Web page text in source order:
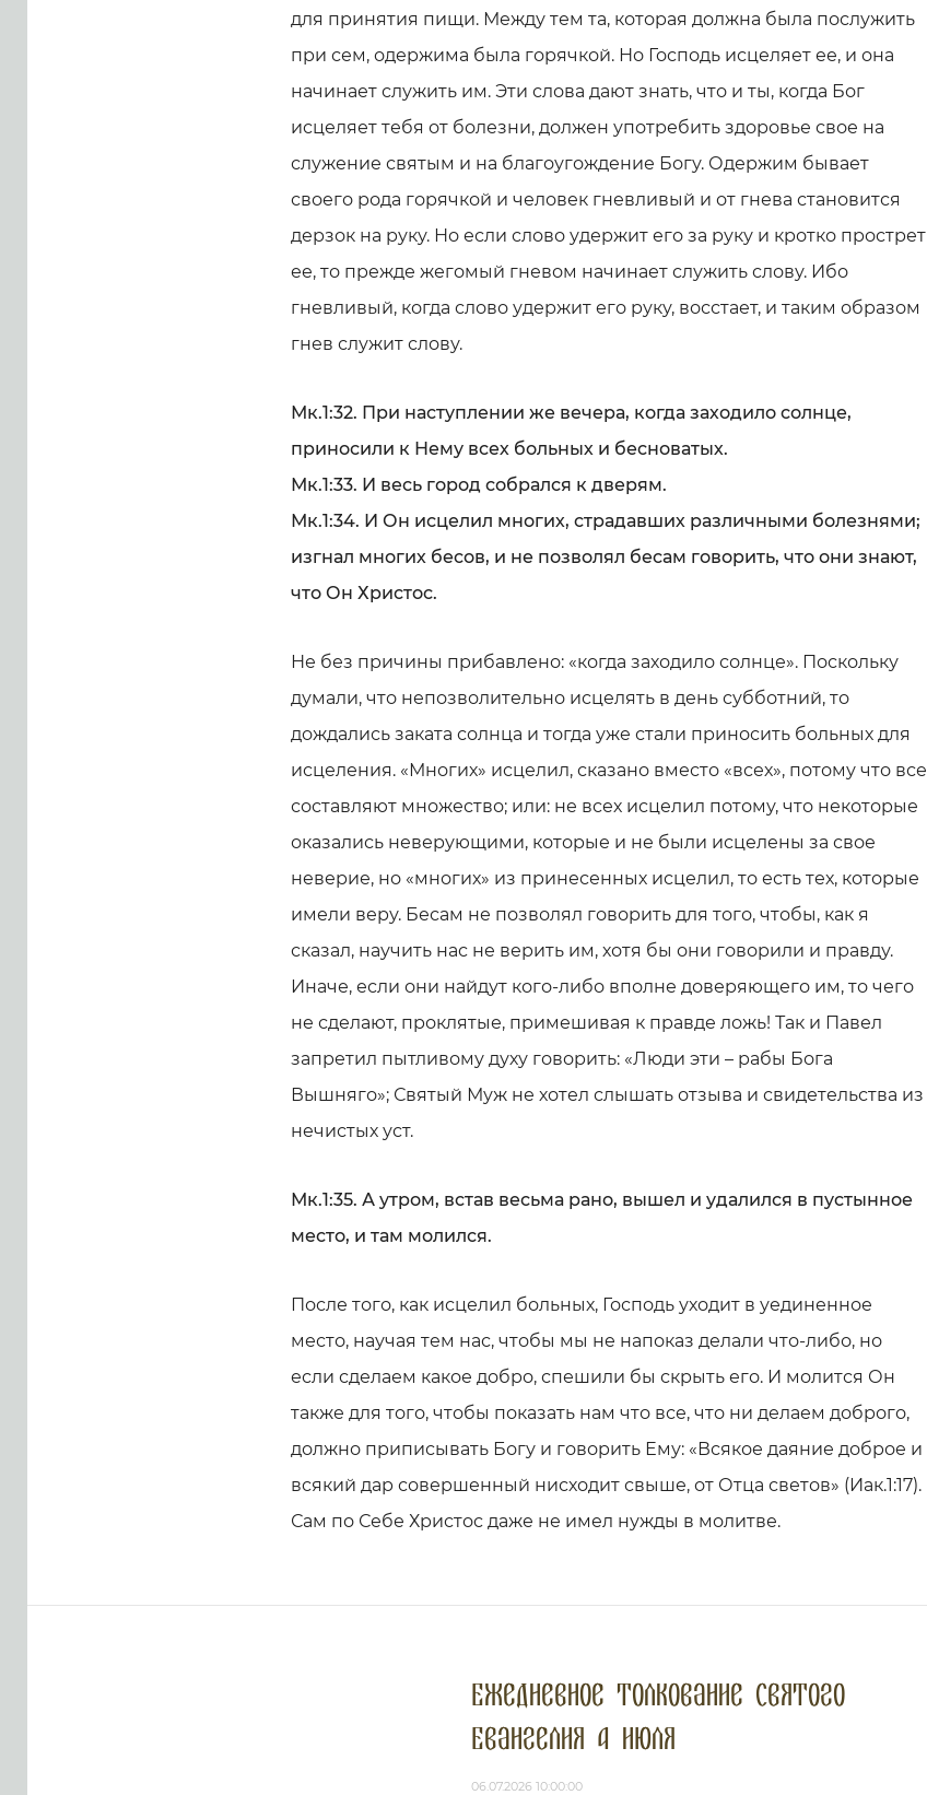
для принятия пищи. Между тем та, которая должна была послужить
при сем, одержима была горячкой. Но Господь исцеляет ее, и она
начинает служить им. Эти слова дают знать, что и ты, когда Бог
исцеляет тебя от болезни, должен употребить здоровье свое на
служение святым и на благоугождение Богу. Одержим бывает
своего рода горячкой и человек гневливый и от гнева становится
дерзок на руку. Но если слово удержит его за руку и кротко прострет
ее, то прежде жегомый гневом начинает служить слову. Ибо
гневливый, когда слово удержит его руку, восстает, и таким образом
гнев служит слову.
Мк.1:32. При наступлении же вечера, когда заходило солнце,
приносили к Нему всех больных и бесноватых.
Мк.1:33. И весь город собрался к дверям.
Мк.1:34. И Он исцелил многих, страдавших различными болезнями;
изгнал многих бесов, и не позволял бесам говорить, что они знают,
что Он Христос.
Не без причины прибавлено: «когда заходило солнце». Поскольку
думали, что непозволительно исцелять в день субботний, то
дождались заката солнца и тогда уже стали приносить больных для
исцеления. «Многих» исцелил, сказано вместо «всех», потому что все
составляют множество; или: не всех исцелил потому, что некоторые
оказались неверующими, которые и не были исцелены за свое
неверие, но «многих» из принесенных исцелил, то есть тех, которые
имели веру. Бесам не позволял говорить для того, чтобы, как я
сказал, научить нас не верить им, хотя бы они говорили и правду.
Иначе, если они найдут кого-либо вполне доверяющего им, то чего
не сделают, проклятые, примешивая к правде ложь! Так и Павел
запретил пытливому духу говорить: «Люди эти – рабы Бога
Вышняго»; Святый Муж не хотел слышать отзыва и свидетельства из
нечистых уст.
Мк.1:35. А утром, встав весьма рано, вышел и удалился в пустынное
место, и там молился.
После того, как исцелил больных, Господь уходит в уединенное
место, научая тем нас, чтобы мы не напоказ делали что-либо, но
если сделаем какое добро, спешили бы скрыть его. И молится Он
также для того, чтобы показать нам что все, что ни делаем доброго,
должно приписывать Богу и говорить Ему: «Всякое даяние доброе и
всякий дар совершенный нисходит свыше, от Отца светов» (Иак.1:17).
Сам по Себе Христос даже не имел нужды в молитве.
Ежедневное толкование Святого
Евангелия 4 июля
06.07.2026 10:00:00